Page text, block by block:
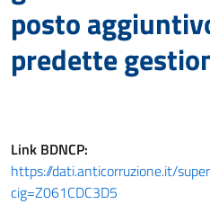
posto
predette
Link BDNCP:
https://dati.anticorruzione.it/
cig=Z061CDC3D5